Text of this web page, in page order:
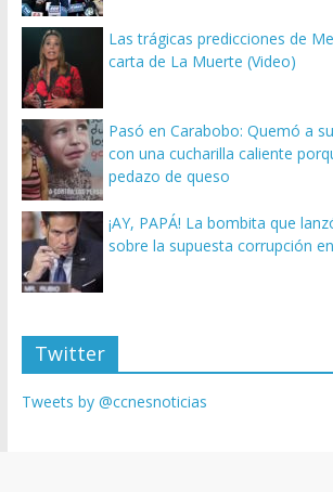
Las trágicas predicciones de
carta de La Muerte (Video)
Pasó en Carabobo: Quemó a
con una cucharilla caliente
pedazo de queso
¡AY, PAPÁ! La bombita que
sobre la supuesta corrupción
Twitter
Tweets by @ccnesnoticias